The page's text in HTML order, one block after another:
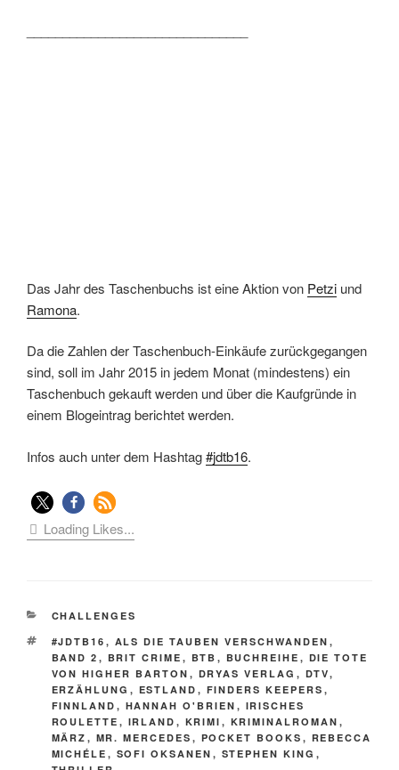
Das Jahr des Taschenbuchs ist eine Aktion von Petzi und
Ramona.
Da die Zahlen der Taschenbuch-Einkäufe zurückgegangen
sind, soll im Jahr 2015 in jedem Monat (mindestens) ein
Taschenbuch gekauft werden und über die Kaufgründe in
einem Blogeintrag berichtet werden.
Infos auch unter dem Hashtag#jdtb16.
Loading Likes...
KATEGORIEN
CHALLENGES
SCHLAGWÖRTER
#JDTB16 , ALS DIE TAUBEN VERSCHWANDEN ,
BAND 2 , BRIT CRIME , BTB , BUCHREIHE , DIE TOTE
VON HIGHER BARTON , DRYAS VERLAG , DTV,
ERZÄHLUNG , ESTLAND , FINDERS KEEPERS ,
FINNLAND , HANNAH O'BRIEN , IRISCHES
ROULETTE , IRLAND , KRIMI , KRIMINALROMAN ,
MÄRZ , MR. MERCEDES , POCKET BOOKS , REBECCA
MICHÉLE , SOFI OKSANEN , STEPHEN KING ,